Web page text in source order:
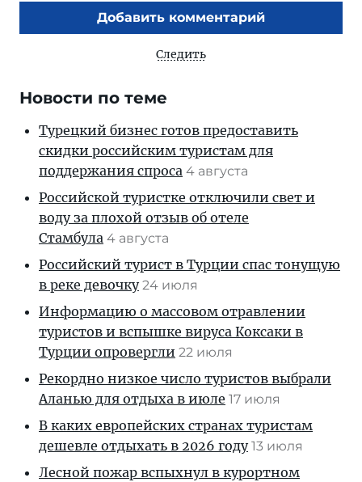
Добавить комментарий
Следить
Новости по теме
Турецкий бизнес готов предоставить
скидки российским туристам для
поддержания спроса 4 августа
Российской туристке отключили свет и
воду за плохой отзыв об отеле
Стамбула 4 августа
Российский турист в Турции спас тонущую
в реке девочку 24 июля
Информацию о массовом отравлении
туристов и вспышке вируса Коксаки в
Турции опровергли 22 июля
Рекордно низкое число туристов выбрали
Аланью для отдыха в июле 17 июля
В каких европейских странах туристам
дешевле отдыхать в 2026 году 13 июля
Лесной пожар вспыхнул в курортном